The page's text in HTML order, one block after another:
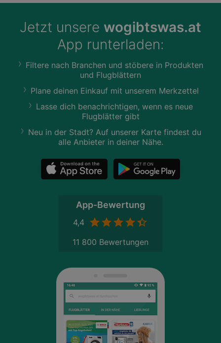
Jetzt unsere wogibtswas.at
App runterladen:
Filtere nach Branchen und stöbere in Produkten
und Flugblättern
Plane deinen Einkauf mit unserem Merkzettel
Lasse dich benachrichtigen, wenn es neue
Flugblätter gibt
Neu in der Stadt? Auf unserer Karte findest du
alle Anbieter in deiner Nähe.
App-Bewertung
4,4
11 800 Bewertungen